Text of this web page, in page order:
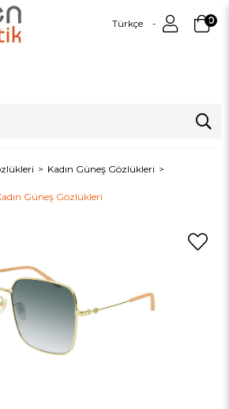
Türkçe 0
Kadın Güneş Gözlükleri
Güneş Gözlükleri